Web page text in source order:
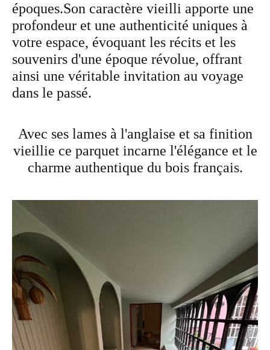
époques.Son caractère vieilli apporte une
profondeur et une authenticité uniques à
votre espace, évoquant les récits et les
souvenirs d'une époque révolue, offrant
ainsi une véritable invitation au voyage
dans le passé.
Avec ses lames à l'anglaise et sa finition
vieillie ce parquet incarne l'élégance et le
charme authentique du bois français.